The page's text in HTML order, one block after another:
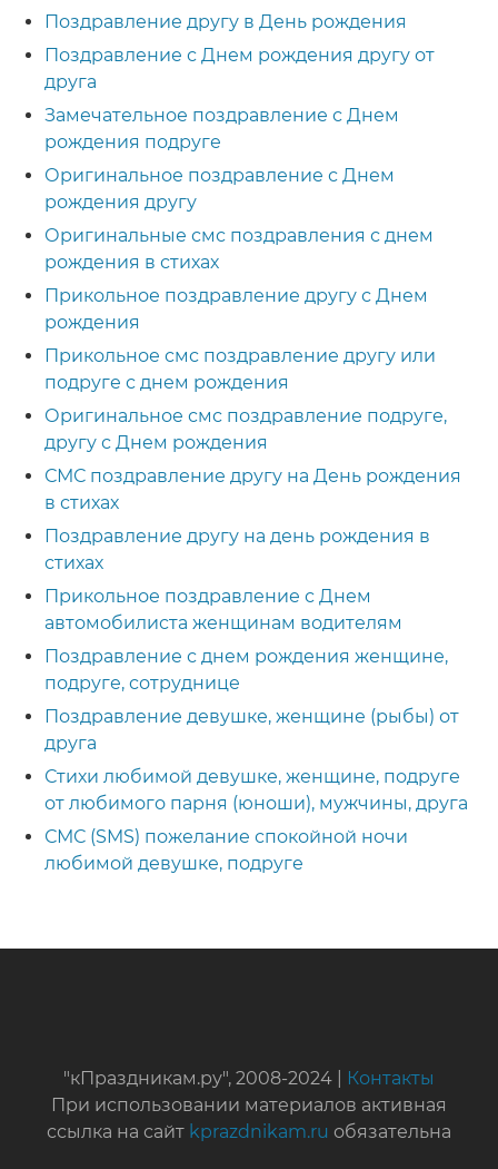
Поздравление другу в День рождения
Поздравление с Днем рождения другу от
друга
Замечательное поздравление с Днем
рождения подруге
Оригинальное поздравление с Днем
рождения другу
Оригинальные смс поздравления с днем
рождения в стихах
Прикольное поздравление другу с Днем
рождения
Прикольное смс поздравление другу или
подруге с днем рождения
Оригинальное смс поздравление подруге,
другу с Днем рождения
СМС поздравление другу на День рождения
в стихах
Поздравление другу на день рождения в
стихах
Прикольное поздравление с Днем
автомобилиста женщинам водителям
Поздравление с днем рождения женщине,
подруге, сотруднице
Поздравление девушке, женщине (рыбы) от
друга
Стихи любимой девушке, женщине, подруге
от любимого парня (юноши), мужчины, друга
СМС (SMS) пожелание спокойной ночи
любимой девушке, подруге
"кПраздникам.ру", 2008-2024 |
Контакты
При использовании материалов активная
ссылка на сайт kprazdnikam.ru обязательна